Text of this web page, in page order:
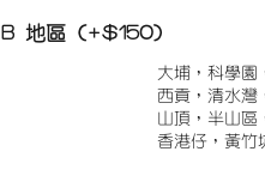
B 地區 (+$150)
大埔，科學園
西貢，清水灣
山頂，半山
香港仔，黃竹